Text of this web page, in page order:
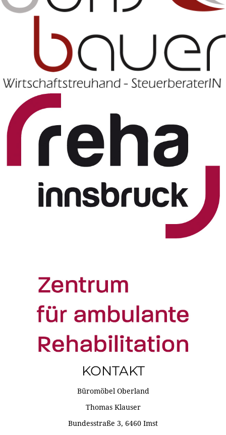
KONTAKT
Büromöbel Oberland
Thomas Klauser
Bundesstraße 3, 6460 Imst